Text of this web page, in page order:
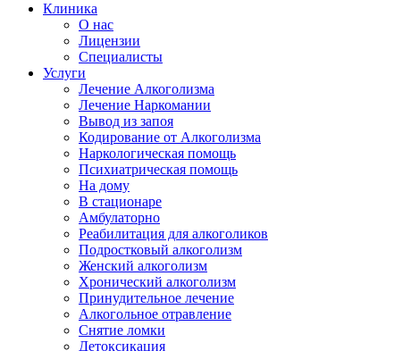
Клиника
О нас
Лицензии
Специалисты
Услуги
Лечение Алкоголизма
Лечение Наркомании
Вывод из запоя
Кодирование от Алкоголизма
Наркологическая помощь
Психиатрическая помощь
На дому
В стационаре
Амбулаторно
Реабилитация для алкоголиков
Подростковый алкоголизм
Женский алкоголизм
Хронический алкоголизм
Принудительное лечение
Алкогольное отравление
Снятие ломки
Детоксикация